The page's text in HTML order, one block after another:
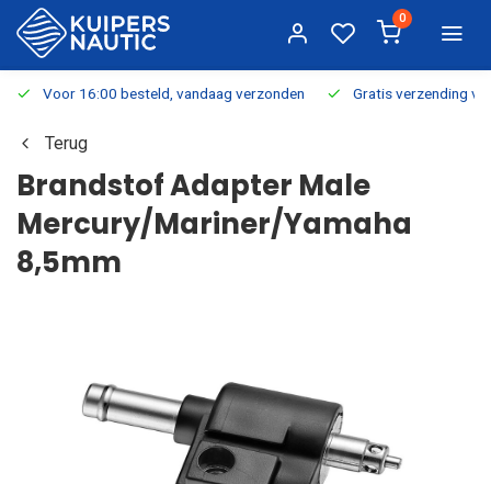
0
Voor 16:00 besteld, vandaag verzonden Gratis verzending
Terug
Brandstof Adapter Male
Mercury/Mariner/Yamaha
8,5mm